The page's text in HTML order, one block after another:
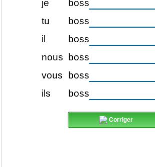
je
boss
tu
boss
il
boss
nous boss
vous
boss
ils
boss
Corriger